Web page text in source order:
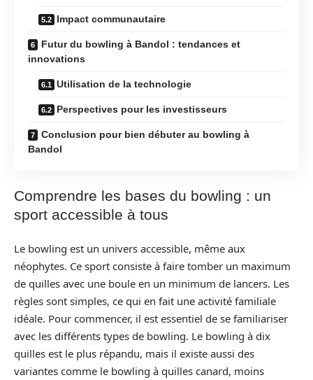
Impact communautaire
Futur du bowling à Bandol : tendances et
innovations
Utilisation de la technologie
Perspectives pour les investisseurs
Conclusion pour bien débuter au bowling à
Bandol
Comprendre les bases du bowling : un
sport accessible à tous
Le bowling est un univers accessible, même aux
néophytes. Ce sport consiste à faire tomber un maximum
de quilles avec une boule en un minimum de lancers. Les
règles sont simples, ce qui en fait une activité familiale
idéale. Pour commencer, il est essentiel de se familiariser
avec les différents types de bowling. Le bowling à dix
quilles est le plus répandu, mais il existe aussi des
variantes comme le bowling à quilles canard, moins